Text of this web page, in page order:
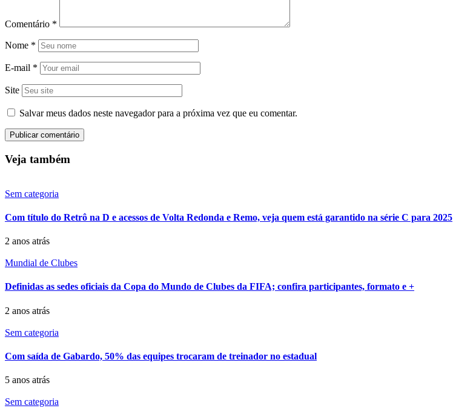
Comentário *
Nome *
E-mail *
Site
Salvar meus dados neste navegador para a próxima vez que eu comentar.
Veja também
Sem categoria
Com título do Retrô na D e acessos de Volta Redonda e Remo, veja quem está garantido na série C para 2025
2 anos atrás
Mundial de Clubes
Definidas as sedes oficiais da Copa do Mundo de Clubes da FIFA; confira participantes, formato e +
2 anos atrás
Sem categoria
Com saída de Gabardo, 50% das equipes trocaram de treinador no estadual
5 anos atrás
Sem categoria